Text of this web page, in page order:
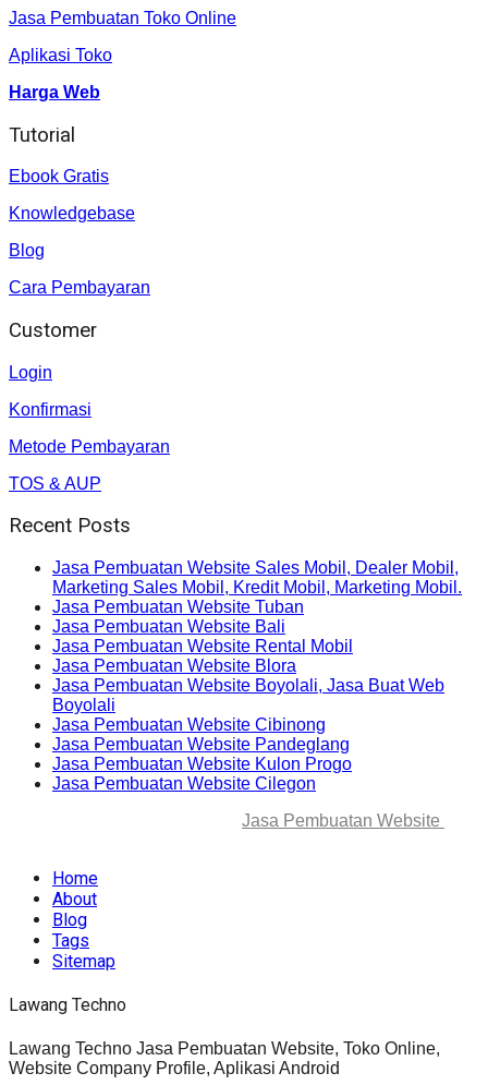
Jasa Pembuatan Toko Online
Aplikasi Toko
Harga Web
Tutorial
Ebook Gratis
Knowledgebase
Blog
Cara Pembayaran
Customer
Login
Konfirmasi
Metode Pembayaran
TOS & AUP
Recent Posts
Jasa Pembuatan Website Sales Mobil, Dealer Mobil,
Marketing Sales Mobil, Kredit Mobil, Marketing Mobil.
Jasa Pembuatan Website Tuban
Jasa Pembuatan Website Bali
Jasa Pembuatan Website Rental Mobil
Jasa Pembuatan Website Blora
Jasa Pembuatan Website Boyolali, Jasa Buat Web
Boyolali
Jasa Pembuatan Website Cibinong
Jasa Pembuatan Website Pandeglang
Jasa Pembuatan Website Kulon Progo
Jasa Pembuatan Website Cilegon
Jasa Pembuatan Website
Home
About
Blog
Tags
Sitemap
Lawang Techno
Lawang Techno Jasa Pembuatan Website, Toko Online,
Website Company Profile, Aplikasi Android